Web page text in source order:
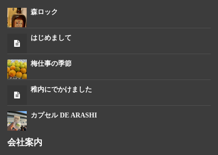
森ロック
はじめまして
梅仕事の季節
稚内にでかけました
カプセル DE ARASHI
会社案内